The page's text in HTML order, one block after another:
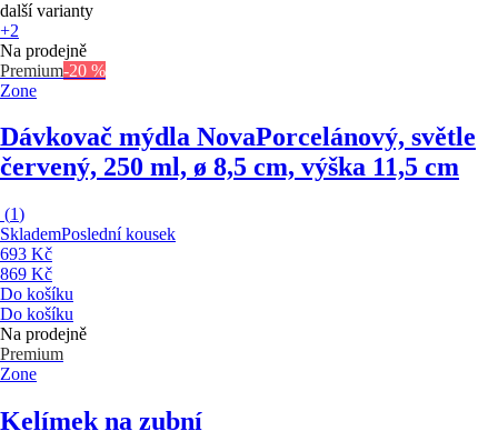
další varianty
+2
Na prodejně
Premium-20 %
Zone
Dávkovač mýdla NovaPorcelánový, světle
červený, 250 ml, ø 8,5 cm, výška 11,5 cm
(1)
SklademPoslední kousek
693 Kč
869 Kč
Do košíku
Do košíku
Na prodejně
Premium
Zone
Kelímek na zubní